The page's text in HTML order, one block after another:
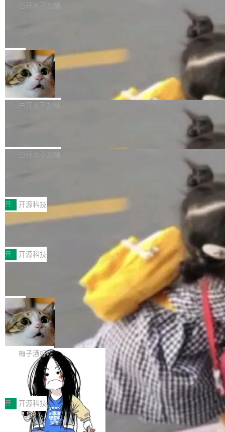
mits」——软件是在 commit 之间写出来的。git
是把这段空隙补上。 回退到任何一次编辑：Delt
aDB 捕获 commit 之间的每一次操作，...
析）披露的最新分析与第二季度业绩报告，Spac
微软同期总资本开支的四成。 与亚马逊、Alpha
bet、微软以及 Meta 等传统科技巨头相比，Spa
ceXAI的资金消耗速度尤为引人瞩目。然而，支
撑庞大支出的资金来源却呈现出截然不同的面
貌。数据显示，微软和 Meta 主要依托充沛的经
白开水不加糖
一个在终端里运行的编程 agent；Muse Spark
1.2，驱动这个 agent 的新模型。一句话概括：
你可以用 curl -fsSL https://dev.meta.ai/install.
sh | bash 安装一个能在大项目里自动规划、写
代码、验证结果的 AI 终端工具。 据介绍，Muse
个主 agent 循环，外加一组后台 agent。这些后
局
美团开源 LoHoSearch，用知识图谱校
准 AI 能力认知
机器出题的前提，是让机器拥有全局视野。整个
构建流程可以分为四个环节：建图 → 控制难度
白开水不加糖
库，并将作为transport接入Mooncake TENT。
MPComm将作为一种传输引擎接入Mooncake T
ENT，实现零拷贝传输性能提升30%、非零拷贝
传输性能最高提升5倍。UCL-MPComm底层基
于自研UCL-Engine通信引擎，后续腾讯网平将
持续开源更多基于UCL-Engine的高性能通信组
件。 腾讯网平团队在UCL-MPComm中实现了一
个独立于业务线程的全局通信引擎（Engine），
白开水不加糖
型案例入选名单》，深信服“面向企业研发场景的
开源 AI 编程平台 CoStrict 应用”凭借卓越的技术
创新与落地成效成功入选。 全链路私有化部署，
助力企业AI研发安全落地 当前，越来越多企业已
经开始引入 AI Coding 工具，通过调用公有云模
型或企业内部部署模型提升研发效率。但随着 AI
Coding 从个人辅助工具逐步走向团队级、组织
级应用，企业在规模化落地过程中，对安全性、
可控性和代码质量提出了更高要求。 首先是数据
安全与合规要求。对于大多数普通研发场景，公
有云模型能够满足快速试用和效率提升的需求。
但对于金融、能源、医疗等对数据安全要求较...
开 开源科技
深信服AI算力网关入选工信部人工智能
前不久，工业和信息化部正式发布《2025年人工
智能应用典型案例名单》，集中展示人工智能在
各领域的应用成果，覆盖技术底座、行业赋能、
产品应用、支撑保障、专题等五大方向。深信服
AI算力网关（AI创新平台）成功入选！ 随着各行
各业的Agent走向规模化建设，算力构成形态逐
渐丰富，用户关注的重点也在发生变化：不只是
让AI用起来，还要进一步看清混合算力时代下，
Token花在哪里、算力是否被充分利用，以及持
续增长的AI成本该如何优化。 深信服AI算力网关
正是围绕这些实际问题，从Token治理和成本治
理两个方面，让用户的每一份算力都看得清、管
得住、用得稳、省得下、更安全！ 一、从现在开
始，Token使用一目...
开 开源科技
Jeff Dean 离开 Google：一个时代的结
束，一个实验室的开始
Google 员工编号 20。MapReduce 作者之一。
Bigtable 作者之一。TensorFlow 的作者之一。
Gemini 的架构师。Google 首席科学家。 Jeff D
ean 在 Google 工作了 27 年后，宣布离职。 他
不是一个人走。一同离开的还有 Sanjay Ghema
wat（Google 员工编号 23，Jeff Dean 二十多
年的编程搭档，MapReduce 和 Bigtable 的共同
作者）、Quoc Le（Google 大脑核心成员，Se
q2Seq 和 DocAI 的共同发明人）以及 Oriol Vin
yals（Gemini 联合负责人，AlphaSta...
局
🔥 SolonCode v2026.8.4 发布：界面
字体可调、22 种语言、记忆搜索增强
打开终端就能上岗的全中文编码智能体，这一轮
把「看得清、用母语、记得住」三件事一次补
齐。 SolonCode 是什么 SolonCode 是杭州无
耳科技研发的企业级终端编码智能体——一位全
中文驱动的数字员工，自主理解需求、规划步
骤、编写代码。不挑模型、不挑平台，curl 一行
装完即用。 开源地址：Gitee · GitCode · GitHu
b 安装 支持 Java 8+（8~26）、macOS / Linu
梅子酒好吃
让“代码语义理解”深度释放AI Coding
价值潜能：华为云码道（CodeArts）
代码仓技术解析
一、代码仓深度理解技术的作用与价值 在软件工
程实践中，代码仓是企业核心知识资产的主要载
体。企业级代码仓库通常包含数十万乃至数百万
个文件，其规模远超单次模型调用可承载的上下
开 开源科技
一条“删库”命令跑 17 小时，算法工程